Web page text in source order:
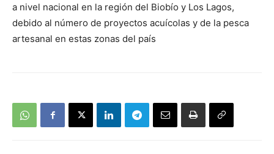
a nivel nacional en la región del Biobío y Los Lagos,
debido al número de proyectos acuícolas y de la pesca
artesanal en estas zonas del país